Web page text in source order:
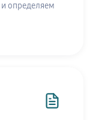
определяем